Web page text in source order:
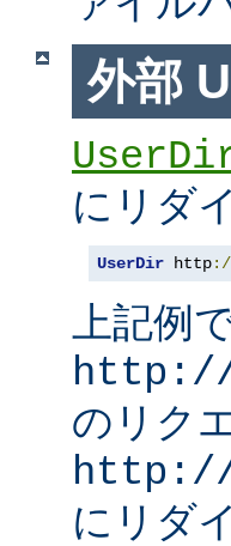
外部
にリダ
UserDir http
上記例
http://
のリク
http://
にリダ